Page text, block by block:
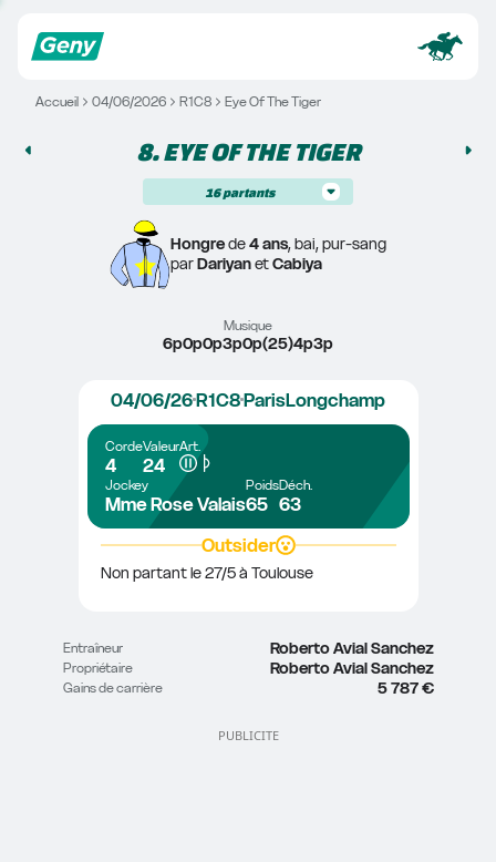
Accueil 04/06/2026 R1C8 Eye Of The Tiger
8. EYE OF THE TIGER
16 partants
Hongre de 4 ans, bai, pur-sang
par Dariyan et Cabiya
Musique
6p0p0p3p0p(25)4p3p
04/06/26R1C8ParisLongchamp
Corde
4
Valeur
24
Art.
Jockey
Mme Rose Valais
Poids
65
Déch.
63
Outsider
Non partant le 27/5 à Toulouse
Entraîneur Roberto Avial Sanchez
Propriétaire Roberto Avial Sanchez
Gains de carrière 5 787 €